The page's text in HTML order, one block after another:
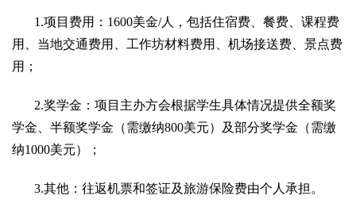
1.项目费用：1600美金/人，包括住宿费、餐费、课程费
用、当地交通费用、工作坊材料费用、机场接送费、景点费
用；
2.奖学金：项目主办方会根据学生具体情况提供全额奖
学金、半额奖学金（需缴纳800美元）及部分奖学金（需缴
纳1000美元）；
3.其他：往返机票和签证及旅游保险费由个人承担。